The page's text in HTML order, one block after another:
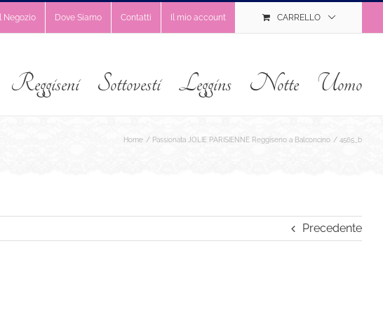
Il Negozio Dove Siamo Contatti Il mio account CARRELLO
Reggiseni Sottovesti Leggins Notte Uomo
Home Passionata JOLIE PARISIENNE Reggiseno a Balconcino 4565_b
Precedente